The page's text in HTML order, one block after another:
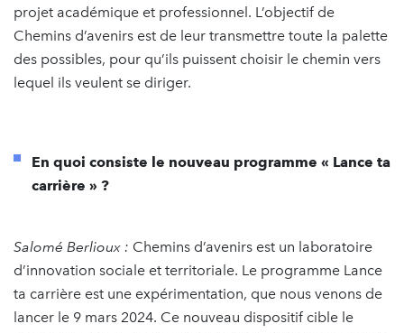
projet académique et professionnel. L’objectif de
Chemins d’avenirs est de leur transmettre toute la palette
des possibles, pour qu’ils puissent choisir le chemin vers
lequel ils veulent se diriger.
En quoi consiste le nouveau programme « Lance ta
carrière » ?
Salomé Berlioux : Chemins d’avenirs est un laboratoire
d’innovation sociale et territoriale. Le programme Lance
ta carrière est une expérimentation, que nous venons de
lancer le 9 mars 2024. Ce nouveau dispositif cible le